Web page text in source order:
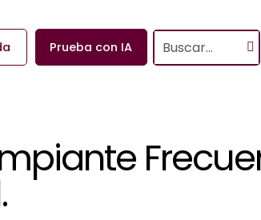
Prueba con IA Search